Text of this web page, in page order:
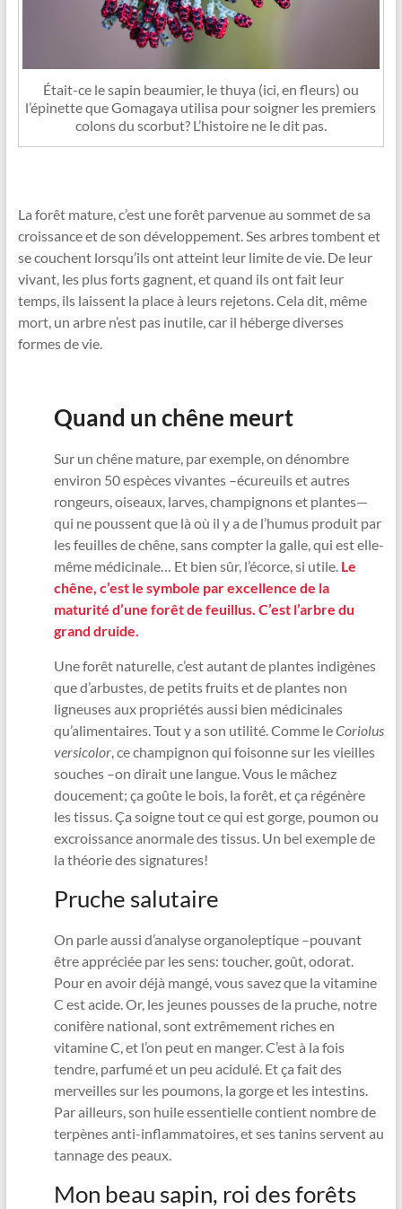
Était-ce le sapin beaumier, le thuya (ici, en fleurs) ou
l’épinette que Gomagaya utilisa pour soigner les premiers
colons du scorbut? L’histoire ne le dit pas.
La forêt mature, c’est une forêt parvenue au sommet de sa
croissance et de son développement. Ses arbres tombent et
se couchent lorsqu’ils ont atteint leur limite de vie. De leur
vivant, les plus forts gagnent, et quand ils ont fait leur
temps, ils laissent la place à leurs rejetons. Cela dit, même
mort, un arbre n’est pas inutile, car il héberge diverses
formes de vie.
Quand un chêne meurt
Sur un chêne mature, par exemple, on dénombre
environ 50 espèces vivantes –écureuils et autres
rongeurs, oiseaux, larves, champignons et plantes—
qui ne poussent que là où il y a de l’humus produit par
les feuilles de chêne, sans compter la galle, qui est elle-
même médicinale… Et bien sûr, l’écorce, si utile. Le
chêne, c’est le symbole par excellence de la
maturité d’une forêt de feuillus. C’est l’arbre du
grand druide.
Une forêt naturelle, c’est autant de plantes indigènes
que d’arbustes, de petits fruits et de plantes non
ligneuses aux propriétés aussi bien médicinales
qu’alimentaires. Tout y a son utilité. Comme leCoriolus
versicolor, ce champignon qui foisonne sur les vieilles
souches –on dirait une langue. Vous le mâchez
doucement; ça goûte le bois, la forêt, et ça régénère
les tissus. Ça soigne tout ce qui est gorge, poumon ou
excroissance anormale des tissus. Un bel exemple de
la théorie des signatures!
Pruche salutaire
On parle aussi d’analyse organoleptique –pouvant
être appréciée par les sens: toucher, goût, odorat.
Pour en avoir déjà mangé, vous savez que la vitamine
C est acide. Or, les jeunes pousses de la pruche, notre
conifère national, sont extrêmement riches en
vitamine C, et l’on peut en manger. C’est à la fois
tendre, parfumé et un peu acidulé. Et ça fait des
merveilles sur les poumons, la gorge et les intestins.
Par ailleurs, son huile essentielle contient nombre de
terpènes anti-inflammatoires, et ses tanins servent au
tannage des peaux.
Mon beau sapin, roi des forêts